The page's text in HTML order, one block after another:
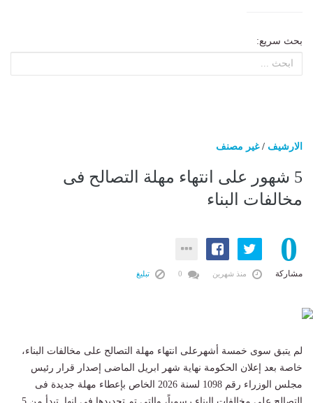
بحث سريع:
الارشيف /غير مصنف
5 شهور على انتهاء مهلة التصالح فى
مخالفات البناء
0
مشاركة منذ شهرين تبليغ
لم يتبق سوى خمسة أشهرعلى انتهاء مهلة التصالح على مخالفات البناء،
خاصة بعد إعلان الحكومة نهاية شهر ابريل الماضى إصدار قرار رئيس
مجلس الوزراء رقم 1098 لسنة 2026 الخاص بإعطاء مهلة جديدة فى